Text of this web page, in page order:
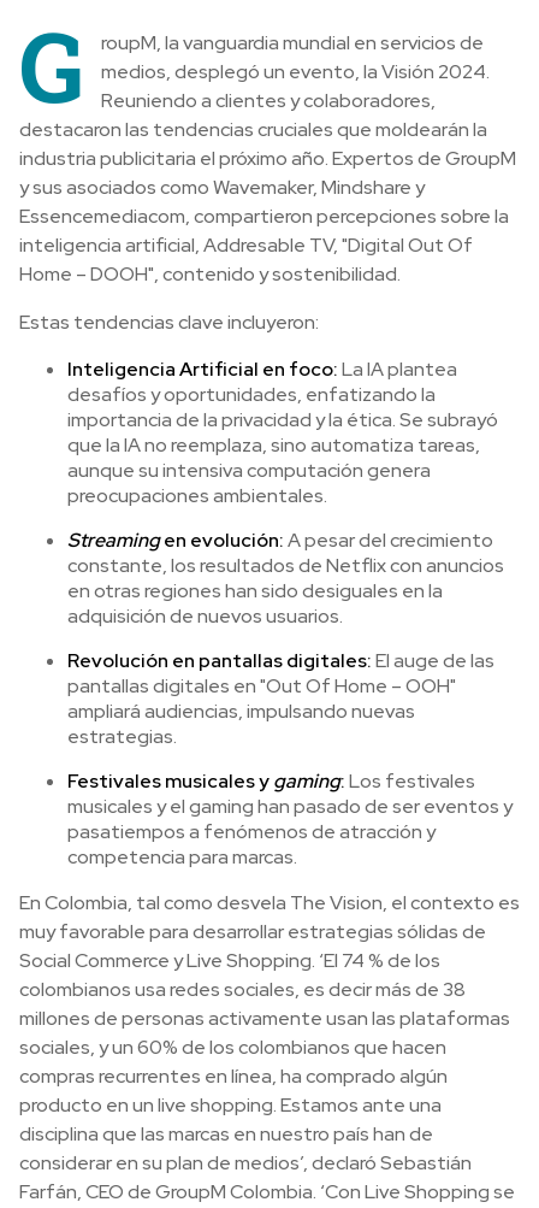
G
roupM, la vanguardia mundial en servicios de
medios, desplegó un evento, la Visión 2024.
Reuniendo a clientes y colaboradores,
destacaron las tendencias cruciales que moldearán la
industria publicitaria el próximo año. Expertos de GroupM
y sus asociados como Wavemaker, Mindshare y
Essencemediacom, compartieron percepciones sobre la
inteligencia artificial, Addresable TV, "Digital Out Of
Home – DOOH", contenido y sostenibilidad.
Estas tendencias clave incluyeron:
Inteligencia Artificial en foco:La IA plantea
desafíos y oportunidades, enfatizando la
importancia de la privacidad y la ética. Se subrayó
que la IA no reemplaza, sino automatiza tareas,
aunque su intensiva computación genera
preocupaciones ambientales.
Streamingen evolución:A pesar del crecimiento
constante, los resultados de Netflix con anuncios
en otras regiones han sido desiguales en la
adquisición de nuevos usuarios.
Revolución en pantallas digitales:El auge de las
pantallas digitales en "Out Of Home – OOH"
ampliará audiencias, impulsando nuevas
estrategias.
Festivales musicales ygaming:Los festivales
musicales y el gaming han pasado de ser eventos y
pasatiempos a fenómenos de atracción y
competencia para marcas.
En Colombia, tal como desvela The Vision, el contexto es
muy favorable para desarrollar estrategias sólidas de
Social Commerce y Live Shopping. ‘El 74 % de los
colombianos usa redes sociales, es decir más de 38
millones de personas activamente usan las plataformas
sociales, y un 60% de los colombianos que hacen
compras recurrentes en línea, ha comprado algún
producto en un live shopping. Estamos ante una
disciplina que las marcas en nuestro país han de
considerar en su plan de medios’, declaró Sebastián
Farfán, CEO de GroupM Colombia. ‘Con Live Shopping se